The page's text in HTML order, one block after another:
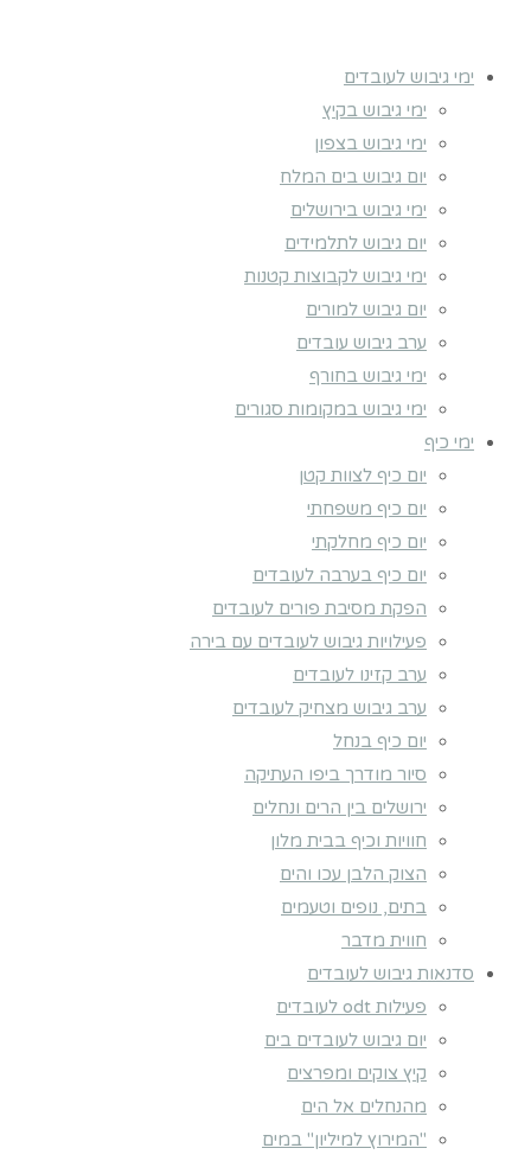
ימי גיבוש לעובדים
ימי גיבוש בקיץ
ימי גיבוש בצפון
יום גיבוש בים המלח
ימי גיבוש בירושלים
יום גיבוש לתלמידים
ימי גיבוש לקבוצות קטנות
יום גיבוש למורים
ערב גיבוש עובדים
ימי גיבוש בחורף
ימי גיבוש במקומות סגורים
ימי כיף
יום כיף לצוות קטן
יום כיף משפחתי
יום כיף מחלקתי
יום כיף בערבה לעובדים
הפקת מסיבת פורים לעובדים
פעילויות גיבוש לעובדים עם בירה
ערב קזינו לעובדים
ערב גיבוש מצחיק לעובדים
יום כיף בנחל
סיור מודרך ביפו העתיקה
ירושלים בין הרים ונחלים
חוויות וכיף בבית מלון
הצוק הלבן עכו והים
בתים, נופים וטעמים
חווית מדבר
סדנאות גיבוש לעובדים
פעילות odt לעובדים
יום גיבוש לעובדים בים
קיץ צוקים ומפרצים
מהנחלים אל הים
"המירוץ למיליון" במים